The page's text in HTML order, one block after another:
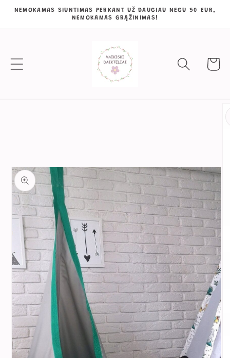
Eiti į
NEMOKAMAS SIUNTIMAS PERKANT UŽ DAUGIAU NEGU 50 EUR,
NEMOKAMAS GRĄŽINIMAS!